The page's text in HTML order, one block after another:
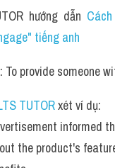
hướng  dẫn
tiếng anh
To provide someone
TUTOR xét ví dụ:
informed
the product's